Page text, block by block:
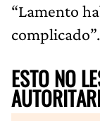
“Lamento
complicado”.
ESTO NO